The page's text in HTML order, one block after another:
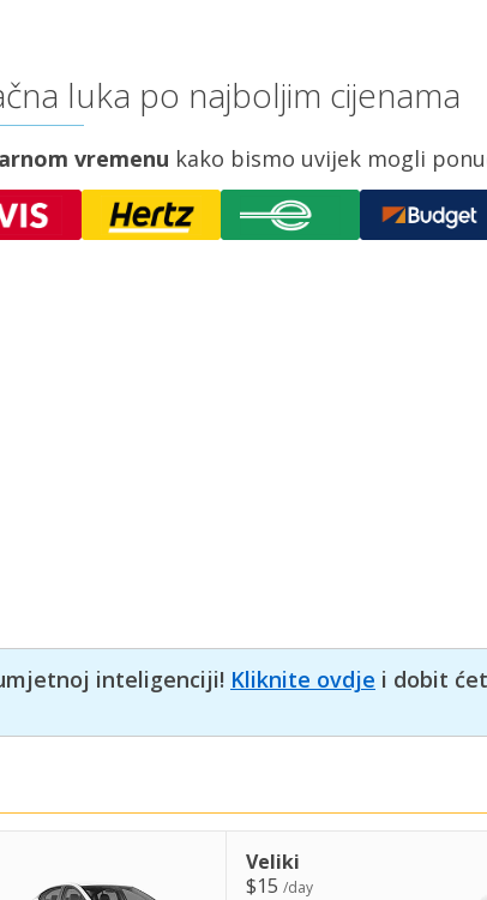
luka po najboljim cijenama
vremenu kako bismo uvijek mogli
inteligenciji! Kliknite ovdje i dobit
Veliki
$15 /day